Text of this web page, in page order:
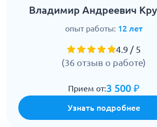
Владимир Андреевич
опыт работы: 12 лет
4.9 / 5
(36 отзыв о работе)
Прием от:3 500 ₽
Узнать подробнее